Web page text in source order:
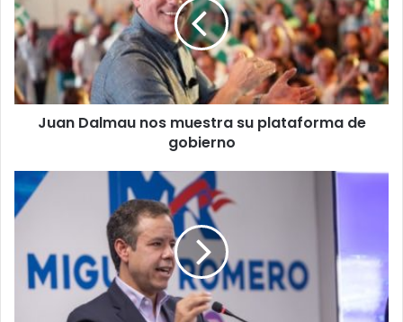
muestra
su
plataforma
de
gobierno
Juan Dalmau nos muestra su plataforma de
gobierno
Miguel
Romero
presenta
para
atender
efectos